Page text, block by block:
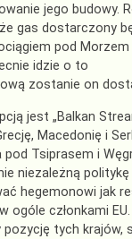
jego budowy.
gas dostarczony
pod
idzie o to
zostanie on
jest „Balkan
Macedonię i
pod Tsiprasem i
niezależną
hegemonowi jak
ogóle członkami
pozycję tych krajów,